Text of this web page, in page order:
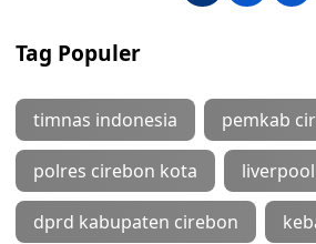
Tag Populer
timnas indonesia pemkab
polres cirebon kota liverpool
dprd kabupaten cirebon